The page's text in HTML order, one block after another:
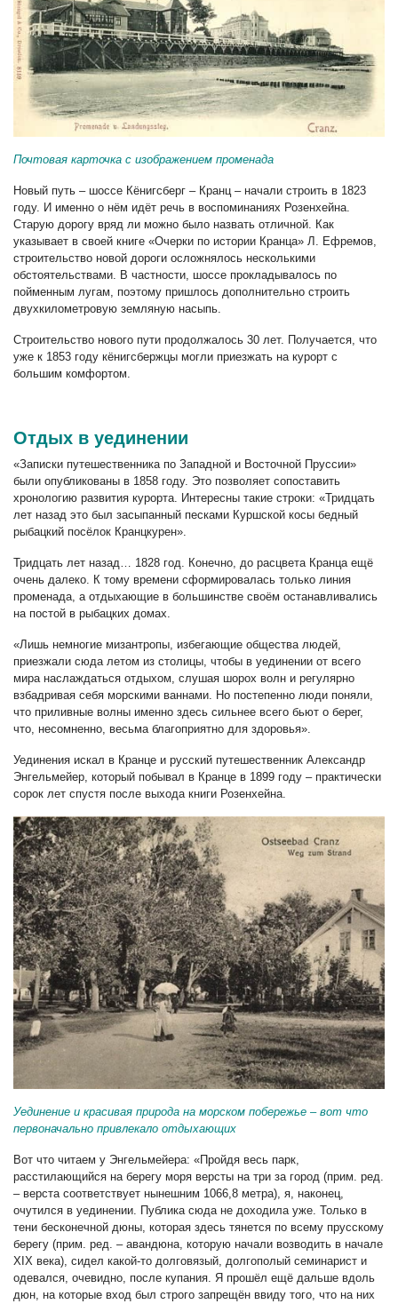
Почтовая карточка с изображением променада
Новый путь – шоссе Кёнигсберг – Кранц – начали строить в 1823
году. И именно о нём идёт речь в воспоминаниях Розенхейна.
Старую дорогу вряд ли можно было назвать отличной. Как
указывает в своей книге «Очерки по истории Кранца» Л. Ефремов,
строительство новой дороги осложнялось несколькими
обстоятельствами. В частности, шоссе прокладывалось по
пойменным лугам, поэтому пришлось дополнительно строить
двухкилометровую земляную насыпь.
Строительство нового пути продолжалось 30 лет. Получается, что
уже к 1853 году кёнигсбержцы могли приезжать на курорт с
большим комфортом.
Отдых в уединении
«Записки путешественника по Западной и Восточной Пруссии»
были опубликованы в 1858 году. Это позволяет сопоставить
хронологию развития курорта. Интересны такие строки: «Тридцать
лет назад это был засыпанный песками Куршской косы бедный
рыбацкий посёлок Кранцкурен».
Тридцать лет назад… 1828 год. Конечно, до расцвета Кранца ещё
очень далеко. К тому времени сформировалась только линия
променада, а отдыхающие в большинстве своём останавливались
на постой в рыбацких домах.
«Лишь немногие мизантропы, избегающие общества людей,
приезжали сюда летом из столицы, чтобы в уединении от всего
мира наслаждаться отдыхом, слушая шорох волн и регулярно
взбадривая себя морскими ваннами. Но постепенно люди поняли,
что приливные волны именно здесь сильнее всего бьют о берег,
что, несомненно, весьма благоприятно для здоровья».
Уединения искал в Кранце и русский путешественник Александр
Энгельмейер, который побывал в Кранце в 1899 году – практически
сорок лет спустя после выхода книги Розенхейна.
Уединение и красивая природа на морском побережье – вот что
первоначально привлекало отдыхающих
Вот что читаем у Энгельмейера: «Пройдя весь парк,
расстилающийся на берегу моря версты на три за город (прим. ред.
– верста соответствует нынешним 1066,8 метра), я, наконец,
очутился в уединении. Публика сюда не доходила уже. Только в
тени бесконечной дюны, которая здесь тянется по всему прусскому
берегу (прим. ред. – авандюна, которую начали возводить в начале
XIX века), сидел какой-то долговязый, долгополый семинарист и
одевался, очевидно, после купания. Я прошёл ещё дальше вдоль
дюн, на которые вход был строго запрещён ввиду того, что на них